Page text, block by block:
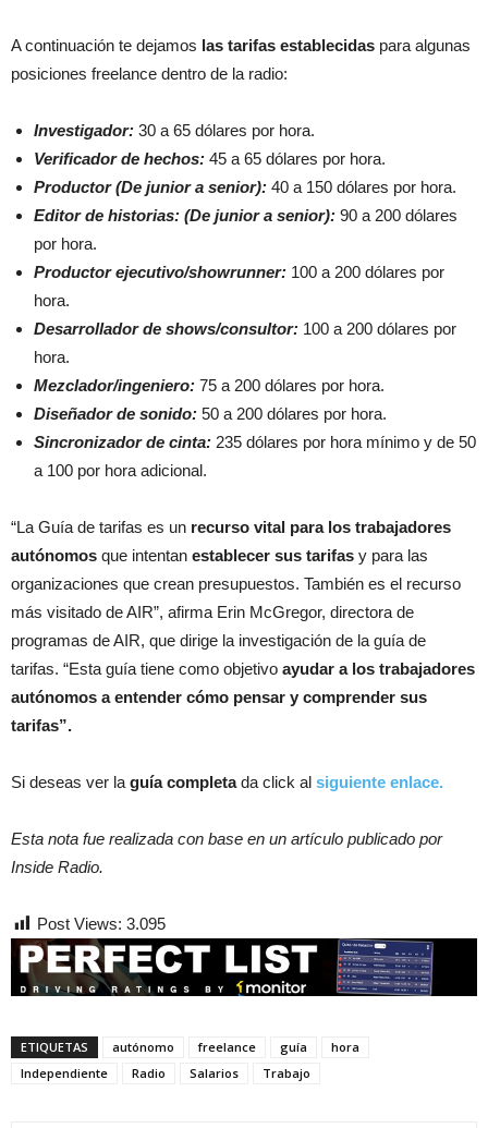
A continuación te dejamos las tarifas establecidas para algunas
posiciones freelance dentro de la radio:
Investigador: 30 a 65 dólares por hora.
Verificador de hechos: 45 a 65 dólares por hora.
Productor (De junior a senior): 40 a 150 dólares por hora.
Editor de historias: (De junior a senior): 90 a 200 dólares
por hora.
Productor ejecutivo/showrunner: 100 a 200 dólares por
hora.
Desarrollador de shows/consultor: 100 a 200 dólares por
hora.
Mezclador/ingeniero: 75 a 200 dólares por hora.
Diseñador de sonido: 50 a 200 dólares por hora.
Sincronizador de cinta: 235 dólares por hora mínimo y de 50
a 100 por hora adicional.
“La Guía de tarifas es un recurso vital para los trabajadores
autónomos que intentan establecer sus tarifas y para las
organizaciones que crean presupuestos. También es el recurso
más visitado de AIR”, afirma Erin McGregor, directora de
programas de AIR, que dirige la investigación de la guía de
tarifas. “Esta guía tiene como objetivo ayudar a los trabajadores
autónomos a entender cómo pensar y comprender sus
tarifas”.
Si deseas ver la guía completada click al siguiente enlace.
Esta nota fue realizada con base en un artículo publicado por
Inside Radio.
Post Views: 3.095
ETIQUETAS autónomo freelance guía
hora
Independiente
Radio Salarios Trabajo